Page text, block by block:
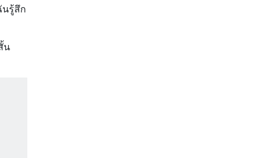
นรู้สึก
น